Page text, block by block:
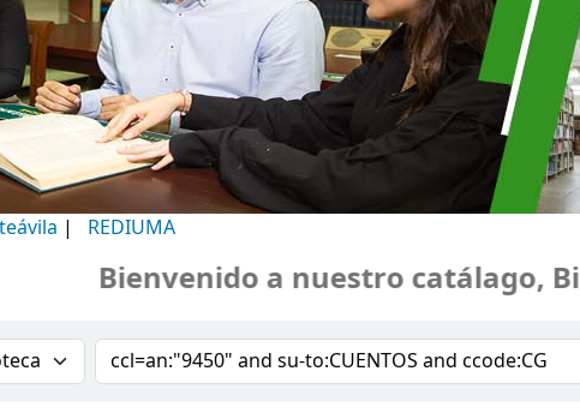
| REDIUMA
Bienvenido a nuestro catálago,
por:Buscar en el catálogo